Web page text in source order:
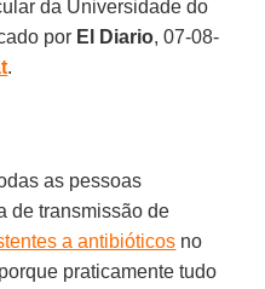
da Universidade do
por El Diario, 07-08-
.
as pessoas
de transmissão de
a antibióticos no
praticamente tudo